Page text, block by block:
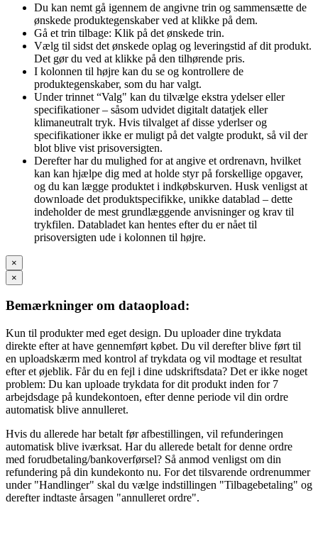
Du kan nemt gå igennem de angivne trin og sammensætte de
ønskede produktegenskaber ved at klikke på dem.
Gå et trin tilbage: Klik på det ønskede trin.
Vælg til sidst det ønskede oplag og leveringstid af dit produkt.
Det gør du ved at klikke på den tilhørende pris.
I kolonnen til højre kan du se og kontrollere de
produktegenskaber, som du har valgt.
Under trinnet “Valg" kan du tilvælge ekstra ydelser eller
specifikationer – såsom udvidet digitalt datatjek eller
klimaneutralt tryk. Hvis tilvalget af disse yderlser og
specifikationer ikke er muligt på det valgte produkt, så vil der
blot blive vist prisoversigten.
Derefter har du mulighed for at angive et ordrenavn, hvilket
kan kan hjælpe dig med at holde styr på forskellige opgaver,
og du kan lægge produktet i indkøbskurven. Husk venligst at
downloade det produktspecifikke, unikke datablad – dette
indeholder de mest grundlæggende anvisninger og krav til
trykfilen. Databladet kan hentes efter du er nået til
prisoversigten ude i kolonnen til højre.
×
×
Bemærkninger om dataopload:
Kun til produkter med eget design. Du uploader dine trykdata
direkte efter at have gennemført købet. Du vil derefter blive ført til
en uploadskærm med kontrol af trykdata og vil modtage et resultat
efter et øjeblik. Får du en fejl i dine udskriftsdata? Det er ikke noget
problem: Du kan uploade trykdata for dit produkt inden for 7
arbejdsdage på kundekontoen, efter denne periode vil din ordre
automatisk blive annulleret.
Hvis du allerede har betalt før afbestillingen, vil refunderingen
automatisk blive iværksat. Har du allerede betalt for denne ordre
med forudbetaling/bankoverførsel? Så anmod venligst om din
refundering på din kundekonto nu. For det tilsvarende ordrenummer
under "Handlinger" skal du vælge indstillingen "Tilbagebetaling" og
derefter indtaste årsagen "annulleret ordre".